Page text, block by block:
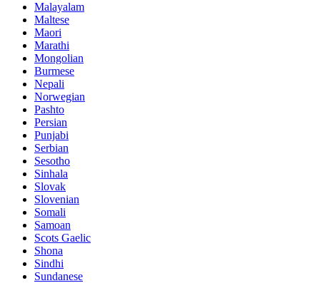
Malayalam
Maltese
Maori
Marathi
Mongolian
Burmese
Nepali
Norwegian
Pashto
Persian
Punjabi
Serbian
Sesotho
Sinhala
Slovak
Slovenian
Somali
Samoan
Scots Gaelic
Shona
Sindhi
Sundanese